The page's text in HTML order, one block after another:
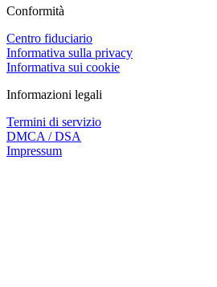
Conformità
Centro fiduciario
Informativa sulla privacy
Informativa sui cookie
Informazioni legali
Termini di servizio
DMCA / DSA
Impressum